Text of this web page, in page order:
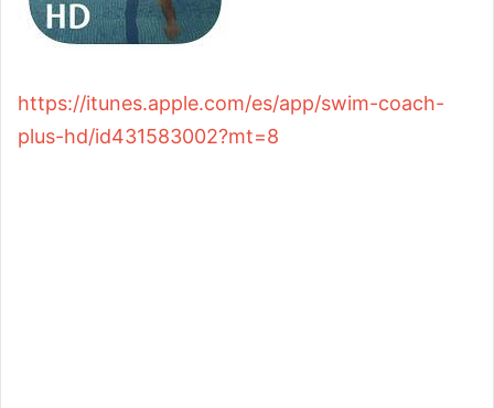
https://itunes.apple.com/es/app/swim-coach-
plus-hd/id431583002?mt=8